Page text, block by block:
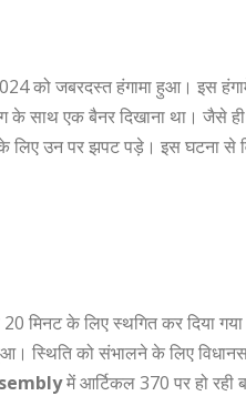
को जबरदस्त हंगामा हुआ। इस
साथ एक बैनर दिखाना था। जैसे ही
उन पर झपट पड़े। इस घटना से
मिनट के लिए स्थगित कर दिया
स्थिति को संभालने के लिए
में आर्टिकल 370 पर हो रही